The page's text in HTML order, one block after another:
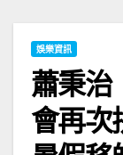
娛樂資訊
蕭秉治
會再次